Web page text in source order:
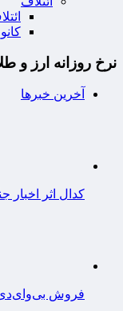
نرخ روزانه ارز و
آخرین خبرها
کدال اثر
فروش